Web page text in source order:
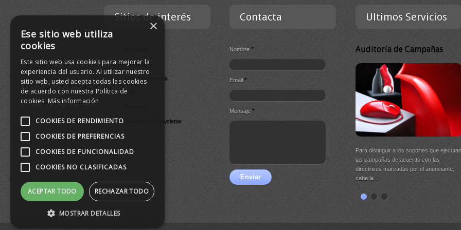
Sitios de interés
Empresa
Lista Certificados
RSS
Suscripción Newsletter
Contacta
Nombre*
Email*
Mensaje*
Enviar
Ultimos Servicios
Auditoría de Campañas
Para distinguir a los soportes que ejecutan
las campañas de acuerdo con las
directrices marcadas por el anunciante,
cabe la…
×
Ese sitio web utiliza
cookies
Este sitio web usa cookies para mejorar la
experiencia del usuario. Al utilizar nuestro
sitio web, usted acepta todas las cookies
de acuerdo con nuestra Política de
cookies. Más información
COOKIES DE RENDIMIENTO
COOKIES DE PREFERENCIAS
COOKIES DE FUNCIONALIDAD
COOKIES NO CLASIFICADAS
ACEPTAR TODO RECHAZAR TODO
MOSTRAR DETALLES